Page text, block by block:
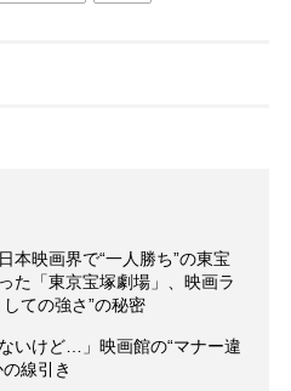
本映画界で“一人勝ち”の東宝
た「東京宝塚劇場」、映画ラ
ての強さ”の秘密
いけど…」映画館の“マナー違
線引き